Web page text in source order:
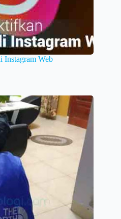
Instagram Web